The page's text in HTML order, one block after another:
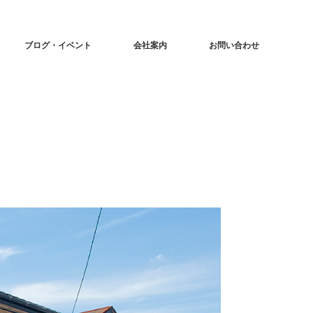
ブログ・イベント 会社案内 お問い合わせ